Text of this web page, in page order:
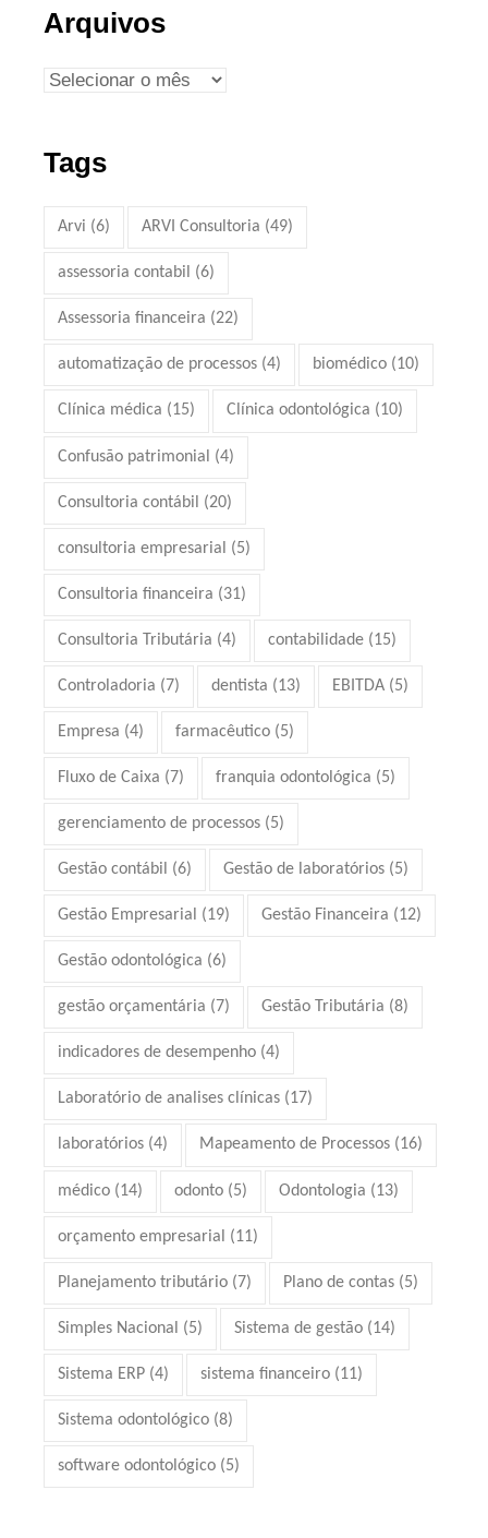
Arquivos
Tags
Arvi (6) ARVI Consultoria (49)
assessoria contabil (6)
Assessoria financeira (22)
automatização de processos (4) biomédico (10)
Clínica médica (15) Clínica odontológica (10)
Confusão patrimonial (4)
Consultoria contábil (20)
consultoria empresarial (5)
Consultoria financeira (31)
Consultoria Tributária (4) contabilidade (15)
Controladoria (7) dentista (13) EBITDA (5)
Empresa (4) farmacêutico (5)
Fluxo de Caixa (7) franquia odontológica (5)
gerenciamento de processos (5)
Gestão contábil (6) Gestão de laboratórios (5)
Gestão Empresarial (19) Gestão Financeira (12)
Gestão odontológica (6)
gestão orçamentária (7) Gestão Tributária (8)
indicadores de desempenho (4)
Laboratório de analises clínicas (17)
laboratórios (4) Mapeamento de Processos (16)
médico (14) odonto (5) Odontologia (13)
orçamento empresarial (11)
Planejamento tributário (7) Plano de contas (5)
Simples Nacional (5) Sistema de gestão (14)
Sistema ERP (4) sistema financeiro (11)
Sistema odontológico (8)
software odontológico (5)